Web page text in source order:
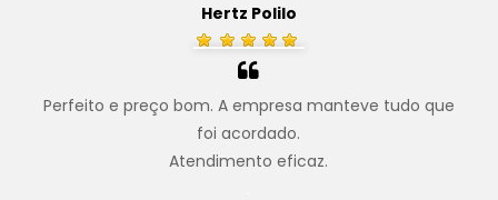
Hertz Polilo
Perfeito e preço bom. A empresa manteve tudo que
foi acordado.
Atendimento eficaz.